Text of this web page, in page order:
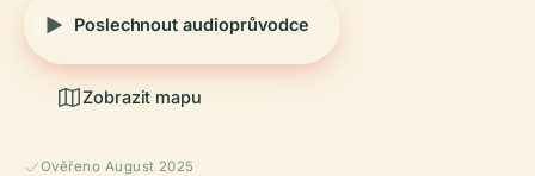
Poslechnout audioprůvodce
Zobrazit mapu
Ověřeno August 2025